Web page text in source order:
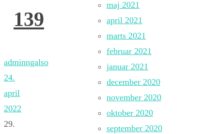
139
adminngalso
24.
april
2022
29.
maj 2021
april 2021
marts 2021
februar 2021
januar 2021
december 2020
november 2020
oktober 2020
september 2020